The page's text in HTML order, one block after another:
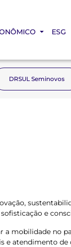
ESG
DRSUL Seminovos
e
mobilidade no
e atendimento de